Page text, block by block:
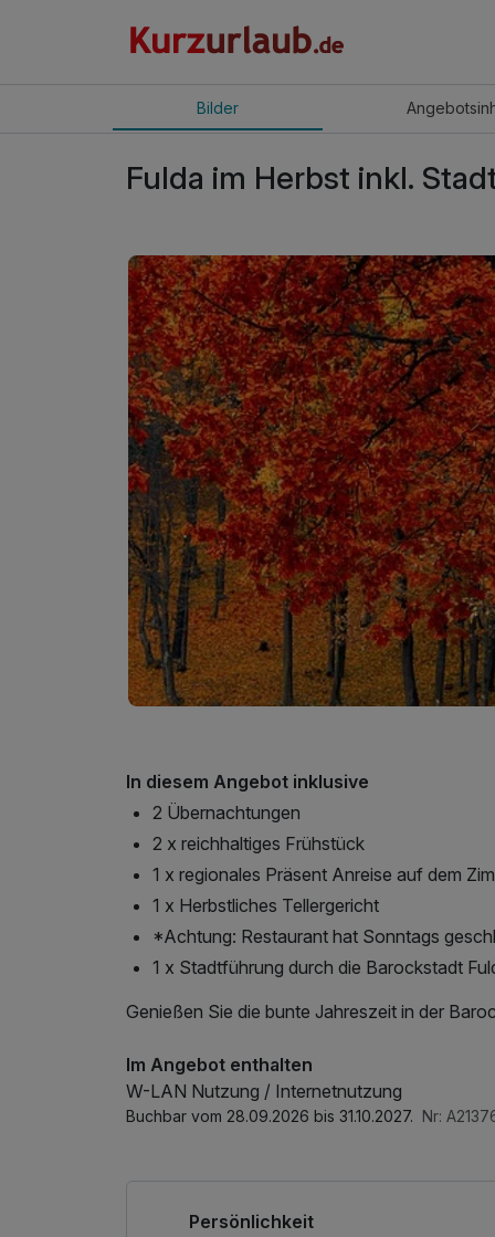
Bilder Angebot
Fulda im Herbst inkl.
In diesem Angebot inklusive
2 Übernachtungen
2 x reichhaltiges Frühstück
1 x regionales Präsent Anreise auf dem
1 x Herbstliches Tellergericht
*Achtung: Restaurant hat Sonntags
1 x Stadtführung durch die Barockstadt
Genießen Sie die bunte Jahreszeit in der
Im Angebot enthalten
W-LAN Nutzung / Internetnutzung
Buchbar vom 28.09.2026 bis 31.10.2027. Nr:
Persönlichkeit